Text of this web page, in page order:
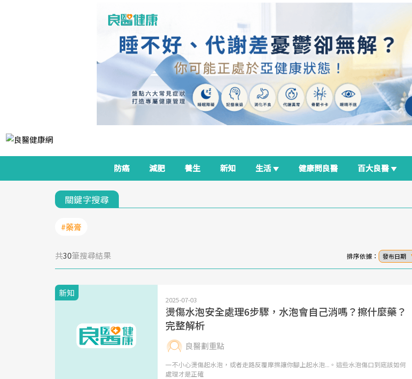
防癌 減肥 養生 新知 生活 健康問良醫 百大良醫
關鍵字搜尋
#藥膏
共30筆搜尋結果 排序依據： 發布日期
新知
2025-07-03
燙傷水泡安全處理6步驟，水泡會自己消嗎？擦什麼藥？
完整解析
良醫劃重點
一不小心燙傷起水泡，或者走路反覆摩擦讓你腳上起水泡...。這些水泡傷口到底該如何
處理才是正確
面對超高齡社會的浪潮，台灣正在快速邁
心議題。然而，健檢不只是醫療院所的服
良醫生活祭
2025年，就到良醫生活祭體驗「一站式健